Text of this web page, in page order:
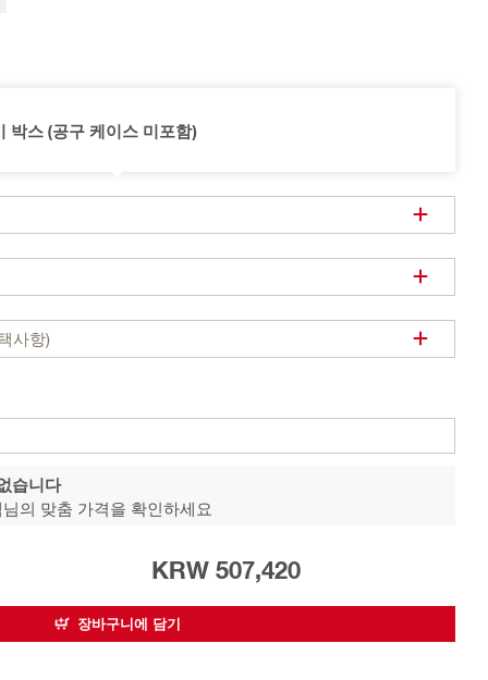
박스 (공구 케이스 미포함)
사항)
습니다
의 맞춤 가격을 확인하세요
KRW 507,420
장바구니에 담기